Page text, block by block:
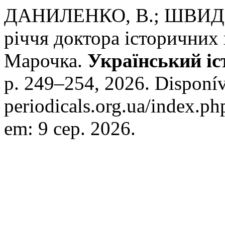
ДАНИЛЕНКО, В.;
річчя доктора
Марочка. Український
p. 249–254, 2026.
periodicals.org.ua/
em: 9 сер. 2026.